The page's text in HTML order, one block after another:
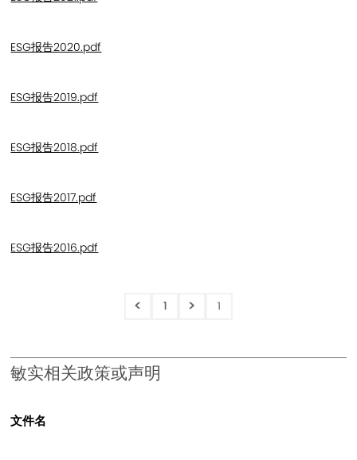
ESG报告2020.pdf
ESG报告2019.pdf
ESG报告2018.pdf
ESG报告2017.pdf
ESG报告2016.pdf
< 1 > 1
敏实相关政策或声明
文件名